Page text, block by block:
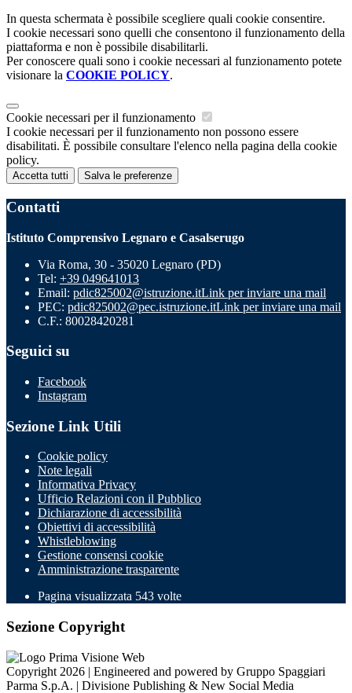
In questa schermata è possibile scegliere quali cookie consentire.
I cookie necessari sono quelli che consentono il funzionamento della
piattaforma e non è possibile disabilitarli.
Per conoscere quali sono i cookie necessari al funzionamento potete
visionare la COOKIE POLICY.
Cookie necessari per il funzionamento
I cookie necessari per il funzionamento non possono essere
disabilitati. È possibile consultare l'elenco nella pagina della cookie
policy.
Accetta tutti Salva le preferenze
Contatti
Istituto Comprensivo Legnaro e Casalserugo
Via Roma, 30 - 35020 Legnaro (PD)
Tel: +39 049641013
Email: pdic825002@istruzione.itLink per inviare una mail
PEC: pdic825002@pec.istruzione.itLink per inviare una mail
C.F.: 80028420281
Seguici su
Facebook
Instagram
Sezione Link Utili
Cookie policy
Note legali
Informativa Privacy
Ufficio Relazioni con il Pubblico
Dichiarazione di accessibilità
Obiettivi di accessibilità
Whistleblowing
Gestione consensi cookie
Amministrazione trasparente
Pagina visualizzata 543 volte
Sezione Copyright
Copyright 2026 | Engineered and powered by Gruppo Spaggiari
Parma S.p.A. | Divisione Publishing & New Social Media